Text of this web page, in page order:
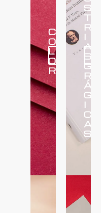
C
O
L
O
R
S
T
R
I
A
S
G
R
Á
G
I
C
A
S